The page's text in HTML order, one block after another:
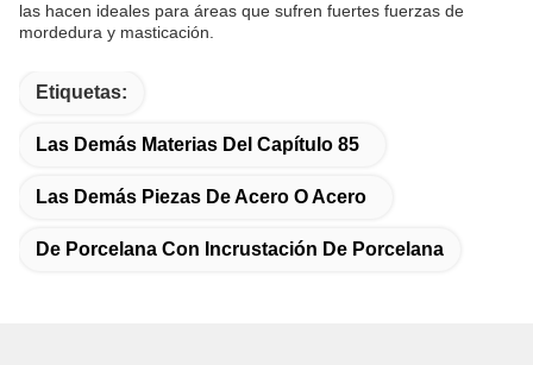
las hacen ideales para áreas que sufren fuertes fuerzas de
mordedura y masticación.
Etiquetas:
Las Demás Materias Del Capítulo 85
Las Demás Piezas De Acero O Acero
De Porcelana Con Incrustación De Porcelana